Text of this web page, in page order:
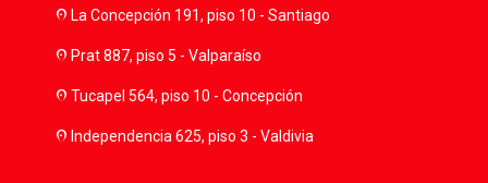
location_onLa Concepción 191, piso 10 - Santiago
location_onPrat 887, piso 5 - Valparaíso
location_onTucapel 564, piso 10 - Concepción
location_onIndependencia 625, piso 3 - Valdivia